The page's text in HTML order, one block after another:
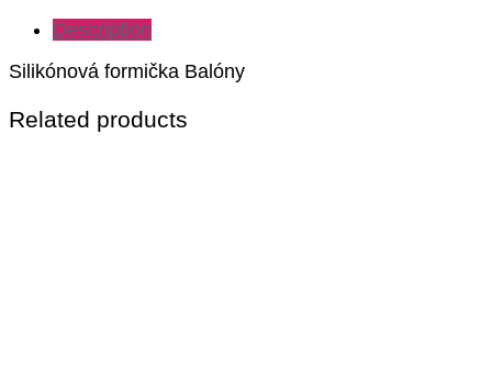
Description
Silikónová formička Balóny
Related products